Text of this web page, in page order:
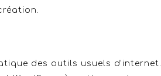
des outils usuels d’internet.